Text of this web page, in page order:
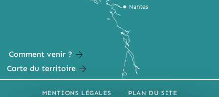
Comment venir ?
Carte du territoire
MENTIONS LÉGALES PLAN DU SITE